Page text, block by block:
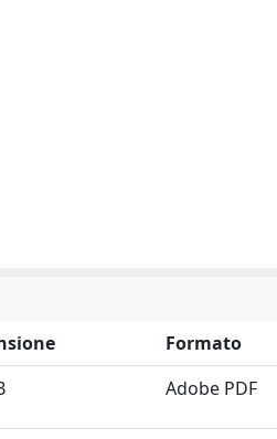
Formato
Adobe PDF